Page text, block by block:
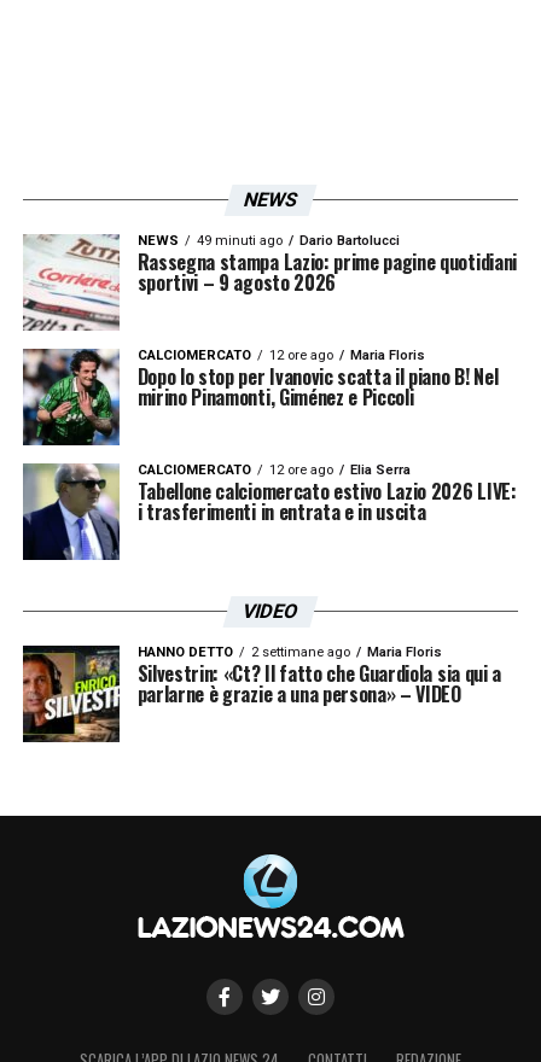
abbiamo avuto 2-3 ripartenze importanti ma
l’ultimo passaggio era sempre sbagliato
LA PLAYLIST DELLE NOSTRE TOP NEWS
NEWS
NEWS 49 minuti ago Dario Bartolucci
Rassegna stampa Lazio: prime pagine quotidiani
sportivi – 9 agosto 2026
CALCIOMERCATO 12 ore ago Maria Floris
Dopo lo stop per Ivanovic scatta il piano B! Nel
mirino Pinamonti, Giménez e Piccoli
CALCIOMERCATO 12 ore ago Elia Serra
Tabellone calciomercato estivo Lazio 2026 LIVE:
i trasferimenti in entrata e in uscita
VIDEO
HANNO DETTO 2 settimane ago Maria Floris
Silvestrin: «Ct? Il fatto che Guardiola sia qui a
parlarne è grazie a una persona» – VIDEO